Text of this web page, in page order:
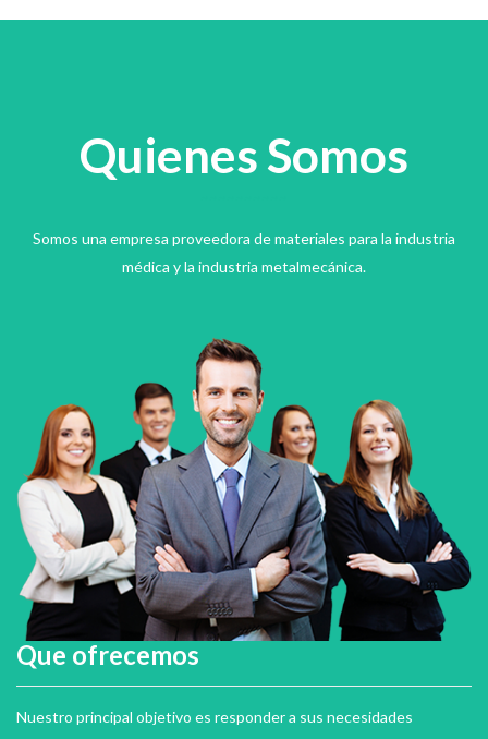
Quienes Somos
Somos una empresa proveedora de materiales para la industria
médica y la industria metalmecánica.
Que ofrecemos
Nuestro principal objetivo es responder a sus necesidades